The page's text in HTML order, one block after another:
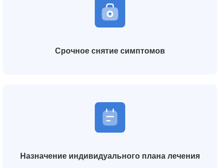
Срочное снятие симптомов
Назначение индивидуального плана лечения